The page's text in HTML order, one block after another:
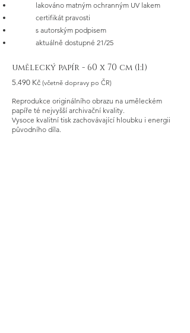
lakováno matným ochranným UV lakem​
certifikát pravosti​
s autorským podpisem
aktuálně dostupné 21/25
umělecký papír - 60 x 70 cm (1:1)
5.490 Kč (včetně dopravy po ČR)
​Reprodukce originálního obrazu na uměleckém
papíře té nejvyšší archivační kvality.
Vysoce kvalitní tisk zachovávající hloubku i energii
původního díla.